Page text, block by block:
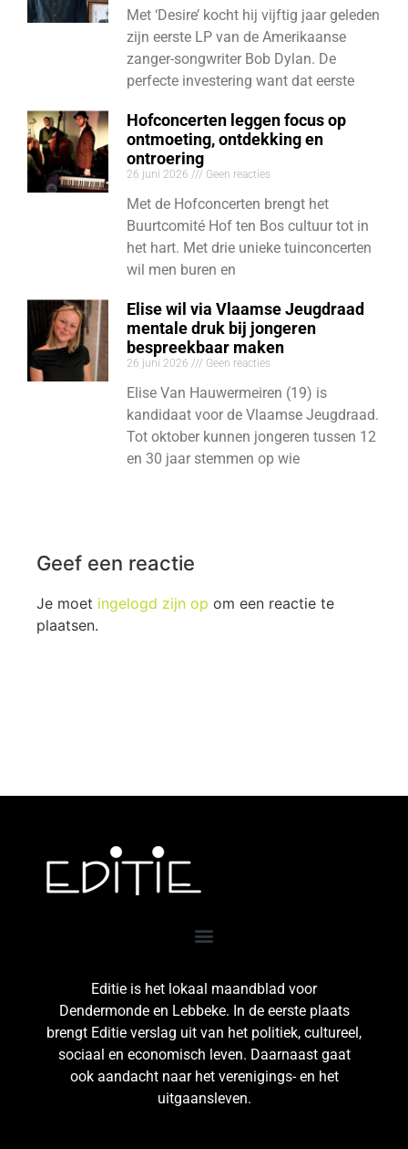
Met ‘Desire’ kocht hij vijftig jaar geleden
zijn eerste LP van de Amerikaanse
zanger-songwriter Bob Dylan. De
perfecte investering want dat eerste
Hofconcerten leggen focus op
ontmoeting, ontdekking en
ontroering
26 juni 2026 Geen reacties
Met de Hofconcerten brengt het
Buurtcomité Hof ten Bos cultuur tot in
het hart. Met drie unieke tuinconcerten
wil men buren en
Elise wil via Vlaamse Jeugdraad
mentale druk bij jongeren
bespreekbaar maken
26 juni 2026 Geen reacties
Elise Van Hauwermeiren (19) is
kandidaat voor de Vlaamse Jeugdraad.
Tot oktober kunnen jongeren tussen 12
en 30 jaar stemmen op wie
Geef een reactie
Je moet ingelogd zijn op om een reactie te
plaatsen.
Editie is het lokaal maandblad voor
Dendermonde en Lebbeke. In de eerste plaats
brengt Editie verslag uit van het politiek, cultureel,
sociaal en economisch leven. Daarnaast gaat
ook aandacht naar het verenigings- en het
uitgaansleven.